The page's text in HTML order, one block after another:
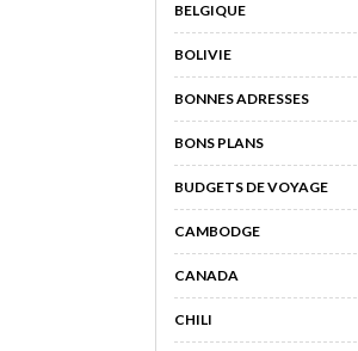
BELGIQUE
BOLIVIE
BONNES ADRESSES
BONS PLANS
BUDGETS DE VOYAGE
CAMBODGE
CANADA
CHILI